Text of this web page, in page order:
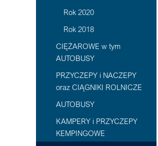
Rok 2020
Rok 2018
CIĘŻAROWE w tym
AUTOBUSY
PRZYCZEPY i NACZEPY
oraz CIĄGNIKI ROLNICZE
AUTOBUSY
KAMPERY i PRZYCZEPY
KEMPINGOWE